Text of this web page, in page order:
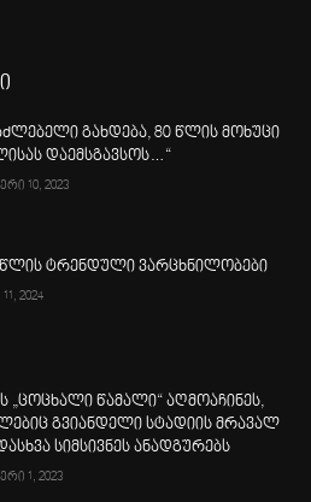
გახდება, 80 წლის მოხუცი
დაემსგავსოს…“
10, 2023
წლის ტრენდული ვარცხნილობები
2024
„ცოცხალი წამალი“ აღმოაჩინეს,
გვიანდელი სტადიის მრავალ
სიმსივნეს ანადგურებს
1, 2023